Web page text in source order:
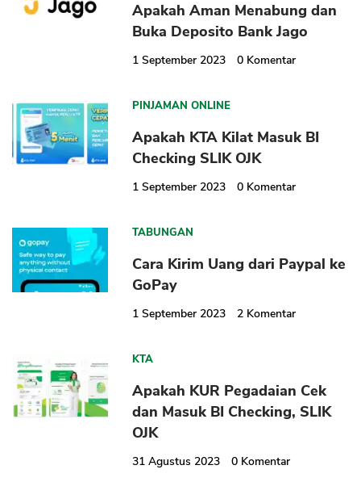
Apakah Aman Menabung dan
Buka Deposito Bank Jago
1 September 2023 0 Komentar
PINJAMAN ONLINE
Apakah KTA Kilat Masuk BI
Checking SLIK OJK
1 September 2023 0 Komentar
TABUNGAN
Cara Kirim Uang dari Paypal ke
GoPay
1 September 2023 2 Komentar
KTA
Apakah KUR Pegadaian Cek
dan Masuk BI Checking, SLIK
OJK
31 Agustus 2023 0 Komentar